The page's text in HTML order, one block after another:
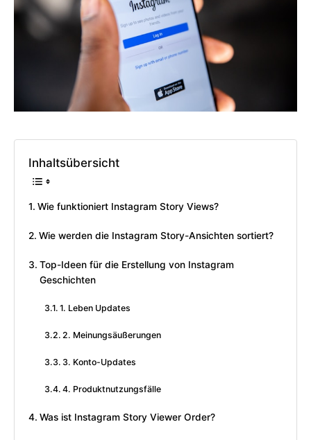
Inhaltsübersicht
Wie funktioniert Instagram Story Views?
Wie werden die Instagram Story-Ansichten sortiert?
Top-Ideen für die Erstellung von Instagram
Geschichten
1. Leben Updates
2. Meinungsäußerungen
3. Konto-Updates
4. Produktnutzungsfälle
Was ist Instagram Story Viewer Order?